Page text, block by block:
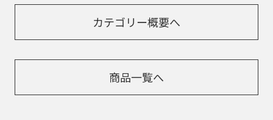
カテゴリー概要へ
商品一覧へ